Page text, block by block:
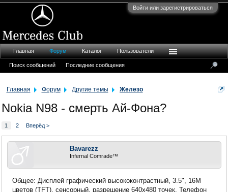
Войти или зарегистрироваться
Главная Форум Другие темы Железо
Nokia N98 - смерть Ай-Фона?
1 2 Вперёд >
Bavarezz
Infernal Comrade™
Общее: Дисплей графический высококонтрастный, 3.5", 16М
цветов (TFT), сенсорный, разрешение 640х480 точек. Телефон
Главная Форум
Поиск сообщений Последние сообщения
Каталог Пользователи